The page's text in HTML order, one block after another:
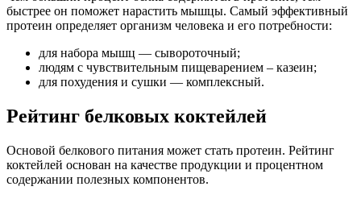
быстрее он поможет нарастить мышцы. Самый эффективный
протеин определяет организм человека и его потребности:
для набора мышц — сывороточный;
людям с чувствительным пищеварением – казеин;
для похудения и сушки — комплексный.
Рейтинг белковых коктейлей
Основой белкового питания может стать протеин. Рейтинг
коктейлей основан на качестве продукции и процентном
содержании полезных компонентов.